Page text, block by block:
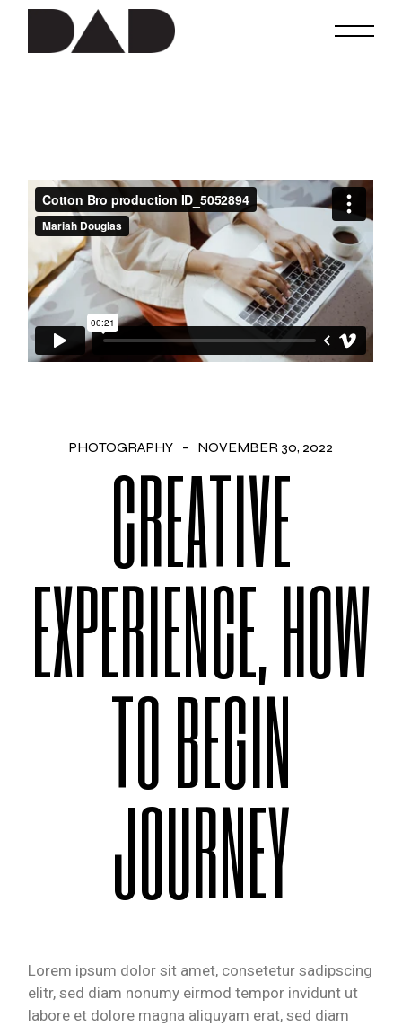
PHOTOGRAPHY NOVEMBER 30, 2022
CREATIVE
EXPERIENCE, HOW
TO BEGIN
JOURNEY
Lorem ipsum dolor sit amet, consetetur sadipscing
elitr, sed diam nonumy eirmod tempor invidunt ut
labore et dolore magna aliquyam erat, sed diam